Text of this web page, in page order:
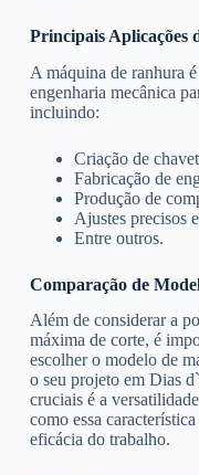
Principais Aplicações
A máquina de ranhura
engenharia mecânica
incluindo:
Criação de
Fabricação de
Produção de
Ajustes precisos
Entre outros.
Comparação de
Além de considerar a
máxima de corte, é
escolher o modelo de
o seu projeto em Dias
cruciais é a
como essa
eficácia do trabalho.